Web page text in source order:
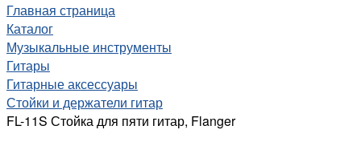
Главная страница
Каталог
Музыкальные инструменты
Гитары
Гитарные аксессуары
Стойки и держатели гитар
FL-11S Стойка для пяти гитар, Flanger